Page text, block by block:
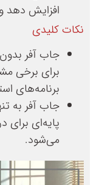
افزایش دهد
نکات کلیدی
برای برخی
برنامه‌های
جاب آفر به
پایه‌ای
می‌شود.